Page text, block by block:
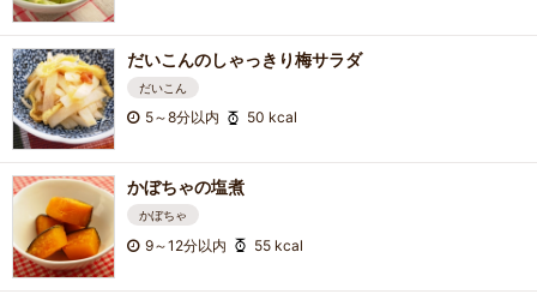
だいこんのしゃっきり梅サラダ
だいこん
5～8分以内 50 kcal
かぼちゃの塩煮
かぼちゃ
9～12分以内 55 kcal